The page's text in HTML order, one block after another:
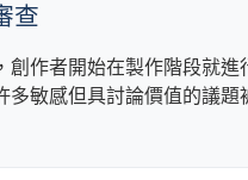
查
創作者開始在製作階段就
多敏感但具討論價值的議題